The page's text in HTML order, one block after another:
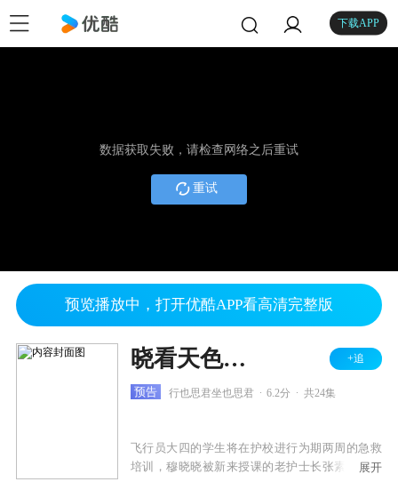
下载APP
数据获取失败，请检查网络之后重试
重试
预览播放中，打开优酷APP看高清完整版
晓看天色暮看云 +追
预告 行也思君坐也思君 6.2分 共24集
飞行员大四的学生将在护校进行为期两周的急救
培训，穆晓晓被新来授课的老护士长张素锦叫上
展开